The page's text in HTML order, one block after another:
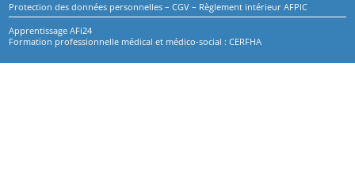
Protection des données personnelles –CGV – Règlement intérieur AFPIC
Apprentissage AFi24
Formation professionnelle médical et médico-social : CERFHA